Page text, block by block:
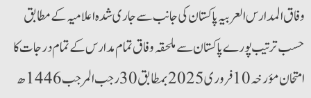
وفاق المدارس العربیہ پاکستان کی جانب سے جاری شدہ اعلامیہ کے مطابق
حسب ترتیب پورے پاکستان سے ملحقہ وفاق تمام مدارس کے تمام درجات کا
امتحان مؤرخہ 10فروری 2025 بمطابق 30 رجب المرجب 1446ھ